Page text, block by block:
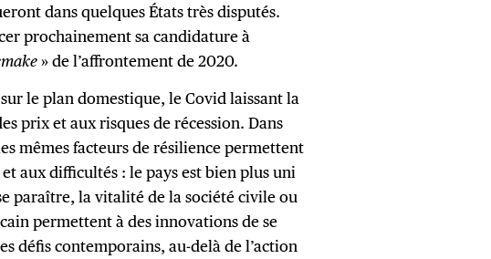
dans quelques États très disputés.
prochainement sa candidature à
» de l’affrontement de 2020.
le plan domestique, le Covid laissant la
prix et aux risques de récession. Dans
mêmes facteurs de résilience permettent
aux difficultés : le pays est bien plus uni
paraître, la vitalité de la société civile ou
permettent à des innovations de se
défis contemporains, au-delà de l’action